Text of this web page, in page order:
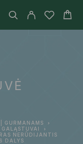
GURMANAMS
NERŪDIJANTIS
DALYS